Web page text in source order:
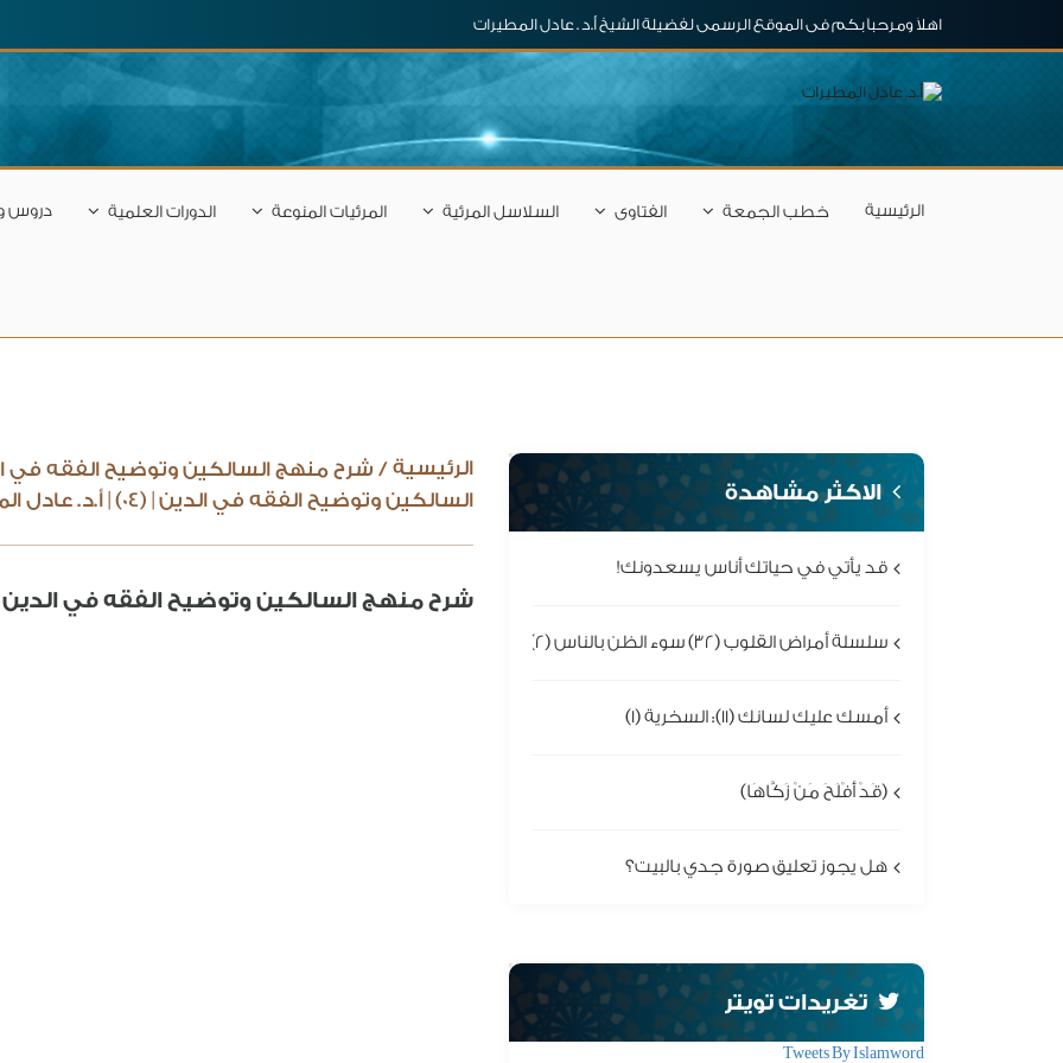
اهلاَ ومرحباَ بكم فى الموقع الرسمى لفضيلة الشيخ أ.د . عادل المطيرات
الرئيسية خطب الجمعة الفتاوى السلاسل المرئية المرئيات المنوعة الدورات العلمية دروس
الرئيسية / شرح منهج السالكين وتوضيح الفقه في
السالكين وتوضيح الفقه في الدين | (04) | أ.د. عادل المطيرات
شرح منهج السالكين وتوضيح الفقه في الدين | (04) | أ.د. عادل
الاكثر مشاهدة
قد يأتي في حياتك أناس يسعدونك!
سلسلة أمراض القلوب (32) سوء الظن بالناس (2)
أمسك عليك لسانك (11): السخرية (1)
(قَدْ أَفْلَحَ مَنْ زَكَّاهَا)
هل يجوز تعليق صورة جدي بالبيت؟
تغريدات تويتر
Tweets By Islamword